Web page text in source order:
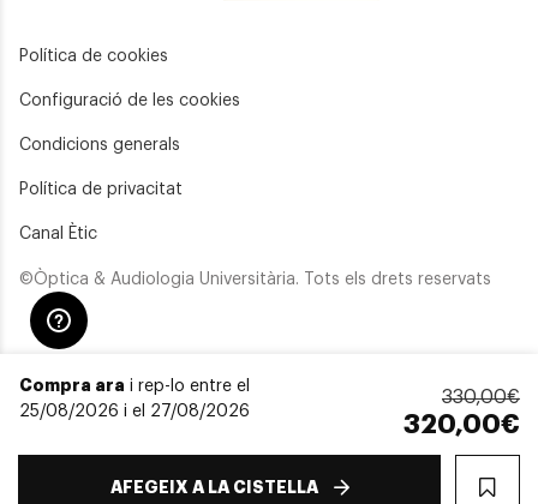
Compra ara i rep-lo entre el
25/08/2026 i el 27/08/2026
330,00€
320,00€
AFEGEIX A LA CISTELLA
Política de cookies
Configuració de les cookies
Condicions generals
Política de privacitat
Canal Ètic
©Òptica & Audiologia Universitària. Tots els drets reservats